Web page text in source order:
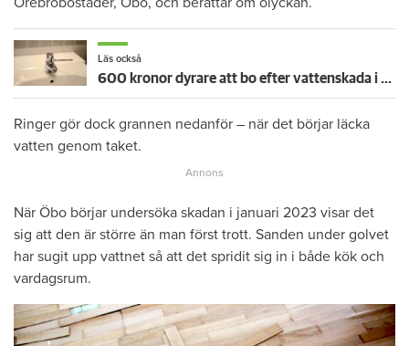
Läs också
600 kronor dyrare att bo efter vattenskada i Varberg
Ringer gör dock grannen nedanför – när det börjar läcka
vatten genom taket.
När Öbo börjar undersöka skadan i januari 2023 visar det
sig att den är större än man först trott. Sanden under golvet
har sugit upp vattnet så att det spridit sig in i både kök och
vardagsrum.